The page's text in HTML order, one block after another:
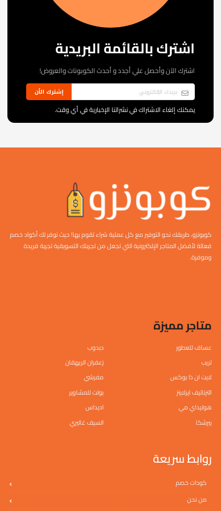
اشترك بالقائمة البريدية
اشترك الآن وأحصل علي أجدد و أحدث الكوبونات والعروض!
إشترك الأن
يمكنك إلغاء الاشتراك في نشراتنا الإخبارية في أي وقت.
كوبونزو، طريقك نحو التوفير مع كل عملية شراء تقوم بها! حيث نوفر لك أكواد خصم
فعالة لأفضل المتاجر الإلكترونية التي تجعل من تجربتك التسويقية تجربة فريدة
وموفرة.
متاجر مميزة
عساف للعطور
دبدوب
تريب
زعفران الريهقان
لايت ان ذا بوكس
مفرشي
الترناتيف ايرلاينز
بولت للمشاوير
هوليداي مي
اديداس
بيرشكا
السيف غاليري
روابط سريعة
كودات خصم
من نحن